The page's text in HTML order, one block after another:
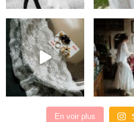
En voir plus